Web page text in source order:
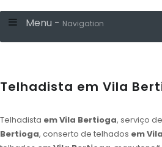
Menu - Navigation
Telhadista em Vila
Telhadista em Vila Bertioga, serviço
Bertioga, conserto de telhados em